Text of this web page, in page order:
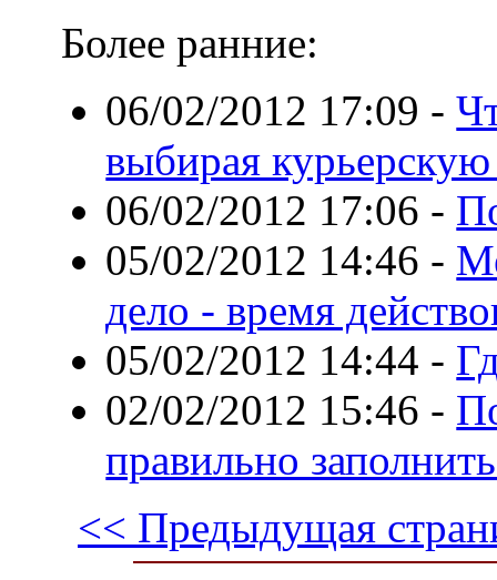
Более ранние:
06/02/2012 17:09 -
выбирая
06/02/2012 17:06 -
05/02/2012 14:46 -
дело - время
05/02/2012 14:44 -
02/02/2012 15:46 -
правильно
<< Предыдущая